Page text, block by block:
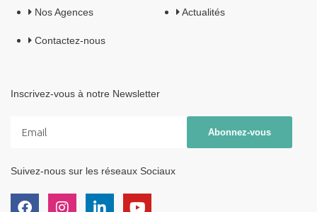
Nos Agences
Contactez-nous
Actualités
Inscrivez-vous à notre Newsletter
Suivez-nous sur les réseaux Sociaux